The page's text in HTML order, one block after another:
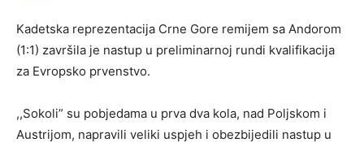
Kadetska reprezentacija Crne Gore remijem sa Andorom
(1:1) završila je nastup u preliminarnoj rundi kvalifikacija
za Evropsko prvenstvo.
,,Sokoli” su pobjedama u prva dva kola, nad Poljskom i
Austrijom, napravili veliki uspjeh i obezbijedili nastup u